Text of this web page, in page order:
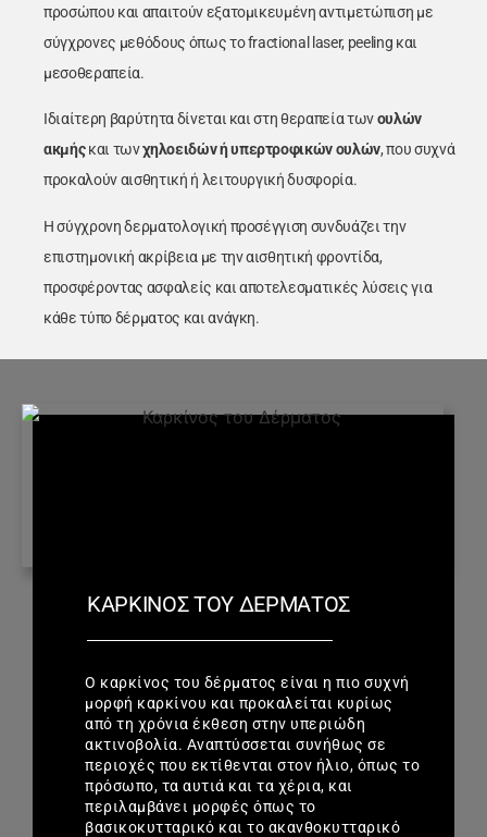
προσώπου και απαιτούν εξατομικευμένη αντιμετώπιση με
σύγχρονες μεθόδους όπως το fractional laser, peeling και
μεσοθεραπεία.
Ιδιαίτερη βαρύτητα δίνεται και στη θεραπεία τωνουλών
ακμήςκαι τωνχηλοειδών ή υπερτροφικών ουλών, που συχνά
προκαλούν αισθητική ή λειτουργική δυσφορία.
Η σύγχρονη δερματολογική προσέγγιση συνδυάζει την
επιστημονική ακρίβεια με την αισθητική φροντίδα,
προσφέροντας ασφαλείς και αποτελεσματικές λύσεις για
κάθε τύπο δέρματος και ανάγκη.
ΚΑΡΚΊΝΟΣ ΤΟΥ ΔΈΡΜΑΤΟΣ
Ο καρκίνος του δέρματος είναι η πιο συχνή
μορφή καρκίνου και προκαλείται κυρίως
από τη χρόνια έκθεση στην υπεριώδη
ακτινοβολία. Αναπτύσσεται συνήθως σε
περιοχές που εκτίθενται στον ήλιο, όπως το
πρόσωπο, τα αυτιά και τα χέρια, και
περιλαμβάνει μορφές όπως το
βασικοκυτταρικό και το ακανθοκυτταρικό